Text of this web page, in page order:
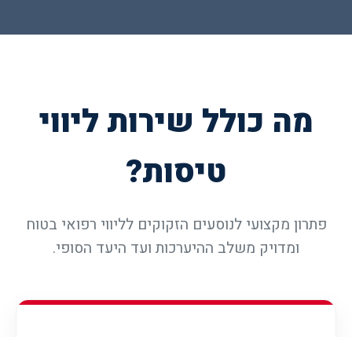
מה כולל שירות ליווי
טיסות?
פתרון מקצועי לנוסעים הזקוקים לליווי רפואי בטוח
ומדויק משלב ההיערכות ועד היעד הסופי.